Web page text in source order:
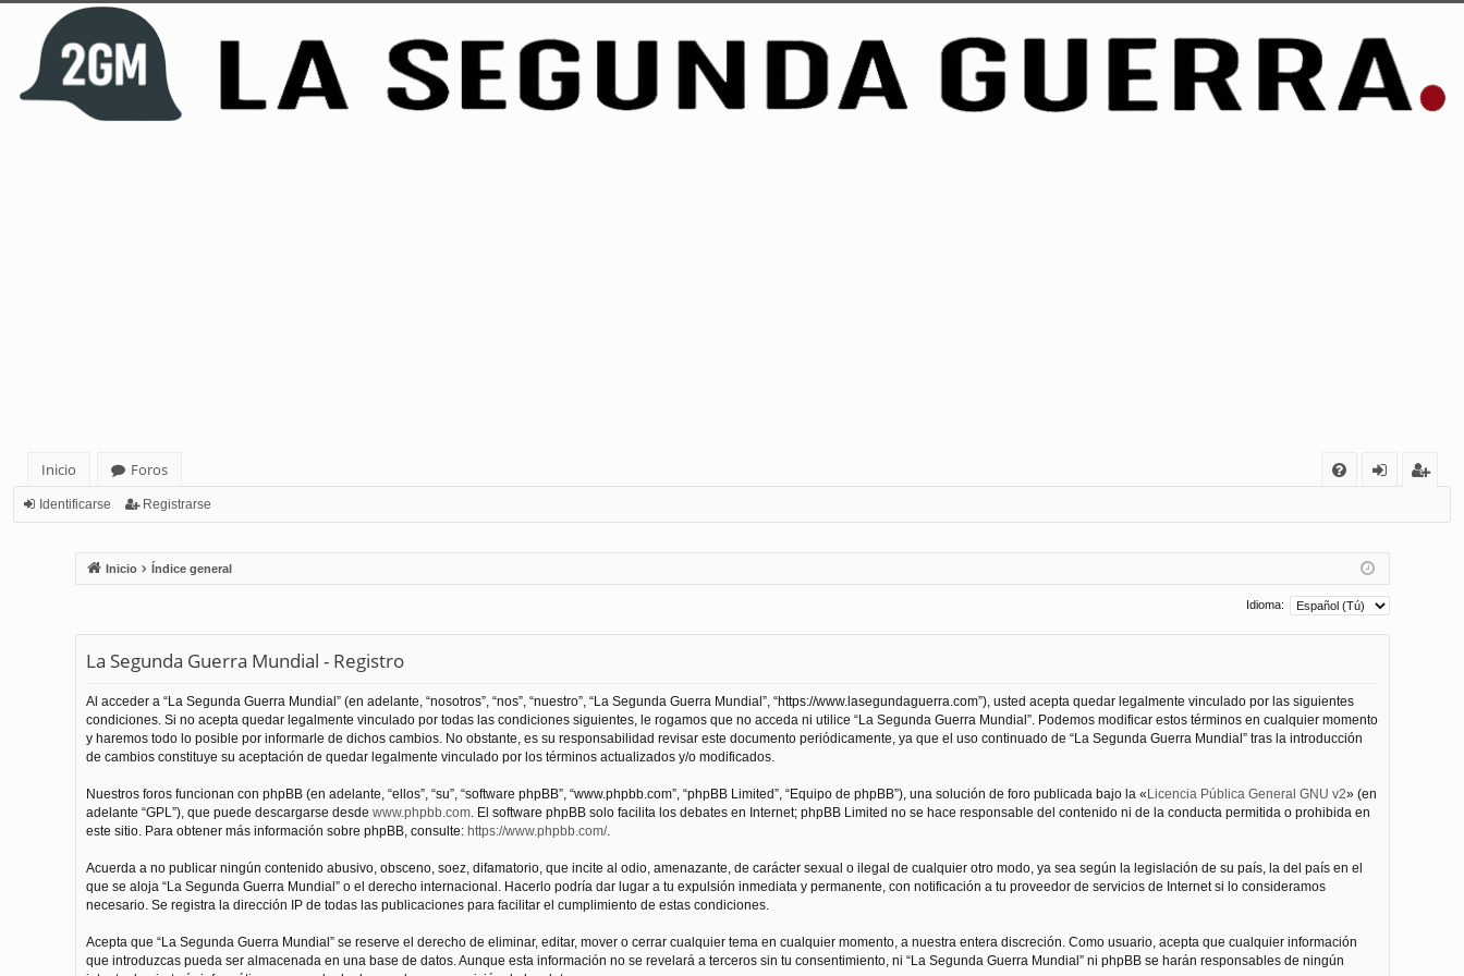
Inicio
Foros
ca
rs
Identificarse Registrarse
Inicio Índice general
Idioma:
La Segunda Guerra Mundial - Registro
Al acceder a “La Segunda Guerra Mundial” (en adelante, “nosotros”, “nos”, “nuestro”, “La Segunda Guerra Mundial”, “https://www.lasegundaguerra.com”), usted acepta quedar legalmente vinculado por las siguientes
condiciones. Si no acepta quedar legalmente vinculado por todas las condiciones siguientes, le rogamos que no acceda ni utilice “La Segunda Guerra Mundial”. Podemos modificar estos términos en cualquier momento
y haremos todo lo posible por informarle de dichos cambios. No obstante, es su responsabilidad revisar este documento periódicamente, ya que el uso continuado de “La Segunda Guerra Mundial” tras la introducción
de cambios constituye su aceptación de quedar legalmente vinculado por los términos actualizados y/o modificados.
Nuestros foros funcionan con phpBB (en adelante, “ellos”, “su”, “software phpBB”, “www.phpbb.com”, “phpBB Limited”, “Equipo de phpBB”), una solución de foro publicada bajo la « Licencia Pública General GNU v2» (en
adelante “GPL”), que puede descargarse desde www.phpbb.com. El software phpBB solo facilita los debates en Internet; phpBB Limited no se hace responsable del contenido ni de la conducta permitida o prohibida en
este sitio. Para obtener más información sobre phpBB, consulte: https://www.phpbb.com/.
Acuerda a no publicar ningún contenido abusivo, obsceno, soez, difamatorio, que incite al odio, amenazante, de carácter sexual o ilegal de cualquier otro modo, ya sea según la legislación de su país, la del país en el
que se aloja “La Segunda Guerra Mundial” o el derecho internacional. Hacerlo podría dar lugar a tu expulsión inmediata y permanente, con notificación a tu proveedor de servicios de Internet si lo consideramos
necesario. Se registra la dirección IP de todas las publicaciones para facilitar el cumplimiento de estas condiciones.
Acepta que “La Segunda Guerra Mundial” se reserve el derecho de eliminar, editar, mover o cerrar cualquier tema en cualquier momento, a nuestra entera discreción. Como usuario, acepta que cualquier información
que introduzcas pueda ser almacenada en una base de datos. Aunque esta información no se revelará a terceros sin tu consentimiento, ni “La Segunda Guerra Mundial” ni phpBB se harán responsables de ningún